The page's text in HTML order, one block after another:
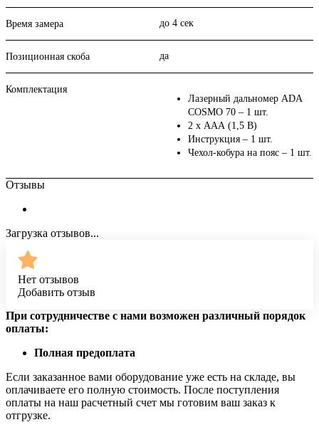
Время замера до 4 сек
Позиционная скоба да
Комплектация
Лазерный дальномер ADA
COSMO 70 – 1 шт.
2 х ААА (1,5 В)
Инструкция – 1 шт.
Чехол-кобура на пояс – 1 шт.
Отзывы
Загрузка отзывов...
Нет отзывов
Добавить отзыв
При сотрудничестве с нами возможен различный порядок
оплаты:
Полная предоплата
Если заказанное вами оборудование уже есть на складе, вы
оплачиваете его полную стоимость. После поступления
оплаты на наш расчетный счет мы готовим ваш заказ к
отгрузке.